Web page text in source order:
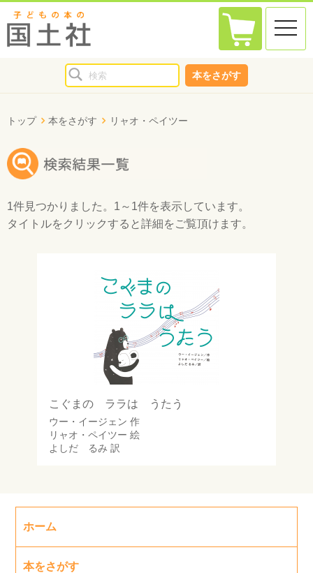
toggle
本をさがす
トップ 本をさがす リャオ・ペイツー
1件見つかりました。 1～1件を表示しています。
タイトルをクリックすると詳細をご覧頂けます。
こぐまの ララは うたう
ウー・イージェン 作
リャオ・ペイツー 絵
よしだ るみ 訳
ホーム
本をさがす